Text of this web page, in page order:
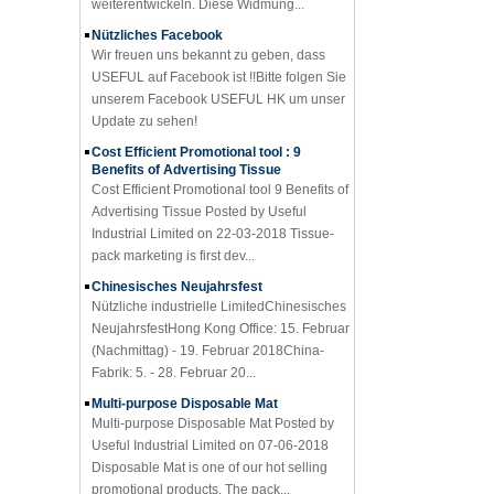
Wir freuen uns bekannt zu geben, dass
USEFUL auf Facebook ist !!Bitte folgen Sie
unserem Facebook USEFUL HK um unser
Update zu sehen!
Benefits of Advertising Tissue
Cost Efficient Promotional tool 9 Benefits of
Advertising Tissue Posted by Useful
Industrial Limited on 22-03-2018 Tissue-
pack marketing is first dev...
Nützliche industrielle LimitedChinesisches
NeujahrsfestHong Kong Office: 15. Februar
(Nachmittag) - 19. Februar 2018China-
Fabrik: 5. - 28. Februar 20...
Multi-purpose Disposable Mat Posted by
Useful Industrial Limited on 07-06-2018
Disposable Mat is one of our hot selling
promotional products. The pack...